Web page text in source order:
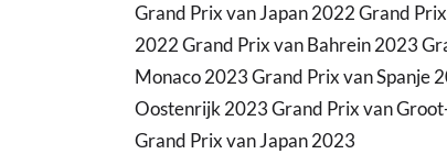
Grand Prix van Japan 2022 Grand
2022 Grand Prix van Bahrein 2023
Monaco 2023 Grand Prix van Spanje
Oostenrijk 2023 Grand Prix van
Grand Prix van Japan 2023